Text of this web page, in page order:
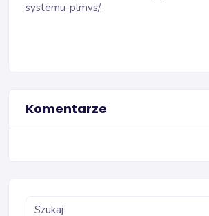
systemu-plmvs/
Komentarze